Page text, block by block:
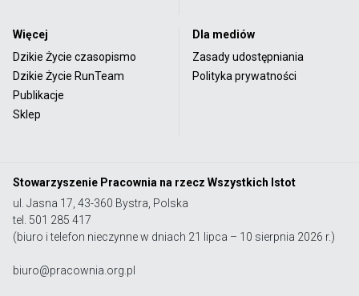
Więcej
Dzikie Życie czasopismo
Dzikie Życie RunTeam
Publikacje
Sklep
Dla mediów
Zasady udostępniania
Polityka prywatności
Stowarzyszenie Pracownia na rzecz Wszystkich Istot
ul. Jasna 17, 43-360 Bystra, Polska
tel. 501 285 417
(biuro i telefon nieczynne w dniach 21 lipca – 10 sierpnia 2026 r.)
biuro@pracownia.org.pl